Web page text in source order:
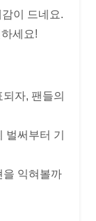
이 드네요.
세요!
자, 팬들의
써부터 기
을 익혀볼까